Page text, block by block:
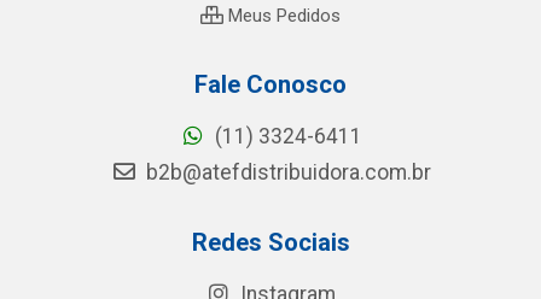
Meus Pedidos
Fale Conosco
(11) 3324-6411
b2b@atefdistribuidora.com.br
Redes Sociais
Instagram